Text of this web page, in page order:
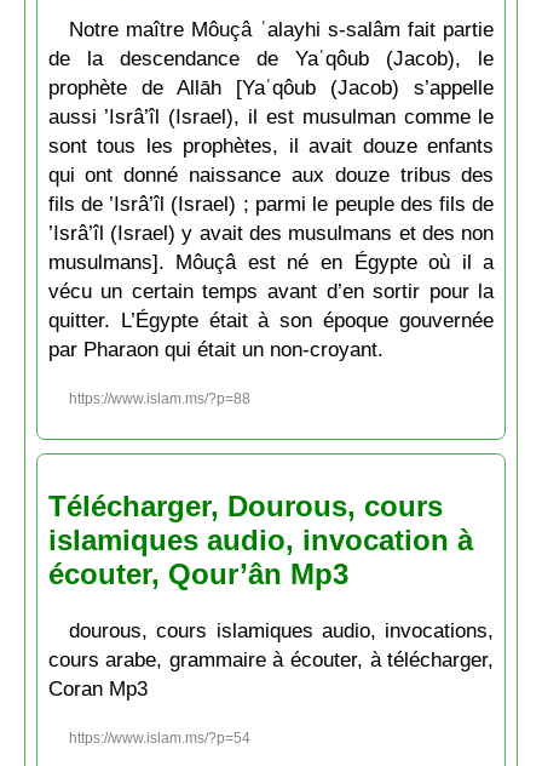
Notre maître Môuçâ ʿalayhi s-salâm fait partie
de la descendance de Yaʿqôub (Jacob), le
prophète de Allāh [Yaʿqôub (Jacob) s’appelle
aussi ’Isrâ’îl (Israel), il est musulman comme le
sont tous les prophètes, il avait douze enfants
qui ont donné naissance aux douze tribus des
fils de ’Isrâ’îl (Israel) ; parmi le peuple des fils de
’Isrâ’îl (Israel) y avait des musulmans et des non
musulmans]. Môuçâ est né en Égypte où il a
vécu un certain temps avant d’en sortir pour la
quitter. L’Égypte était à son époque gouvernée
par Pharaon qui était un non-croyant.
https://www.islam.ms/?p=88
Télécharger, Dourous, cours
islamiques audio, invocation à
écouter, Qour’ân Mp3
dourous, cours islamiques audio, invocations,
cours arabe, grammaire à écouter, à télécharger,
Coran Mp3
https://www.islam.ms/?p=54